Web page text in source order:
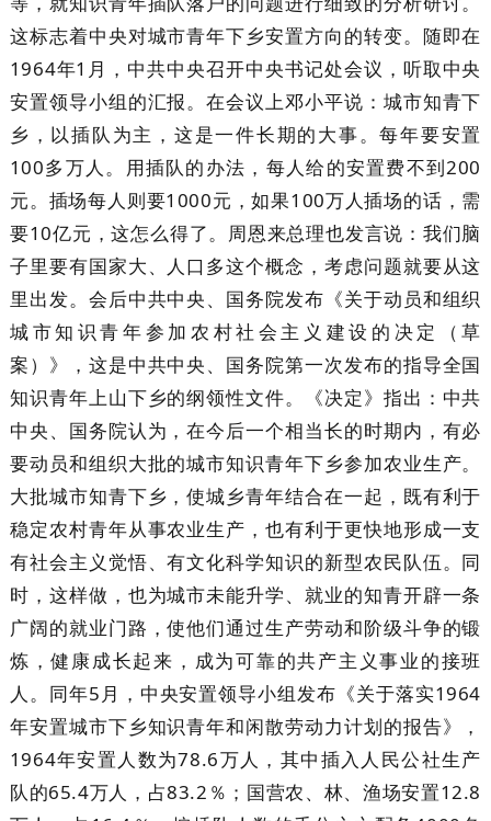
这标志着中央对城市青年下乡安置方向的转变。随即在
1964年1月，中共中央召开中央书记处会议，听取中央
安置领导小组的汇报。在会议上邓小平说：城市知青下
乡，以插队为主，这是一件长期的大事。每年要安置
100多万人。用插队的办法，每人给的安置费不到200
元。插场每人则要1000元，如果100万人插场的话，需
要10亿元，这怎么得了。周恩来总理也发言说：我们脑
子里要有国家大、人口多这个概念，考虑问题就要从这
里出发。会后中共中央、国务院发布《关于动员和组织
城市知识青年参加农村社会主义建设的决定（草
案）》，这是中共中央、国务院第一次发布的指导全国
知识青年上山下乡的纲领性文件。《决定》指出：中共
中央、国务院认为，在今后一个相当长的时期内，有必
要动员和组织大批的城市知识青年下乡参加农业生产。
大批城市知青下乡，使城乡青年结合在一起，既有利于
稳定农村青年从事农业生产，也有利于更快地形成一支
有社会主义觉悟、有文化科学知识的新型农民队伍。同
时，这样做，也为城市未能升学、就业的知青开辟一条
广阔的就业门路，使他们通过生产劳动和阶级斗争的锻
炼，健康成长起来，成为可靠的共产主义事业的接班
人。同年5月，中央安置领导小组发布《关于落实1964
年安置城市下乡知识青年和闲散劳动力计划的报告》，
1964年安置人数为78.6万人，其中插入人民公社生产
队的65.4万人，占83.2％；国营农、林、渔场安置12.8